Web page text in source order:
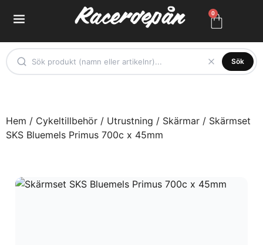
0
Sök
Hem / Cykeltillbehör / Utrustning / Skärmar / Skärmset
SKS Bluemels Primus 700c x 45mm